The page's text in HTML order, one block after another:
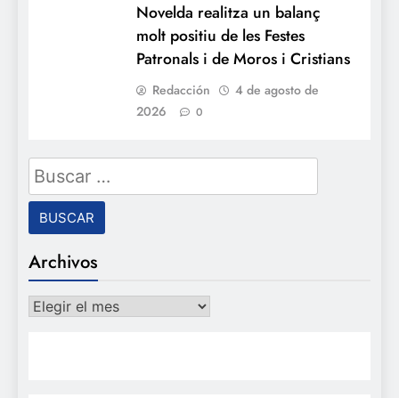
Novelda realitza un balanç
molt positiu de les Festes
Patronals i de Moros i Cristians
Redacción
4 de agosto de
2026
0
Buscar:
Archivos
Archivos